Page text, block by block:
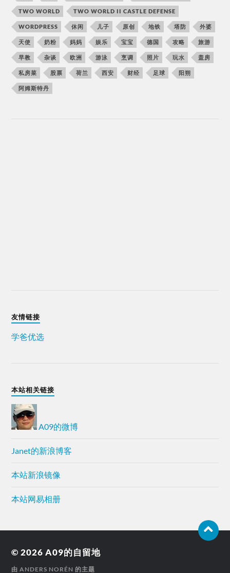
TWO WORLD TWO WORLD II CASTLE DEFENSE
WORDPRESS 休闲 儿子 原创 地铁 塔防 外婆
天使 奶粉 妈妈 娱乐 宝宝 德国 攻略 旅游
早教 杂谈 欧洲 游泳 烹调 照片 玩水 盖房
私房菜 股票 荷兰 西安 财经 足球 阳朔
阿姆斯特丹
友情链接
学爸优选
本站相关链接
A09的微博
Janet的新浪博客
本站新浪镜像
本站网易相册
© 2026A09的自留地
由ANDERS NORÉN 的主题